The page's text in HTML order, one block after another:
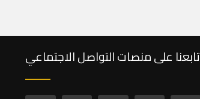
تابعنا على منصات التواصل الاجتماعي